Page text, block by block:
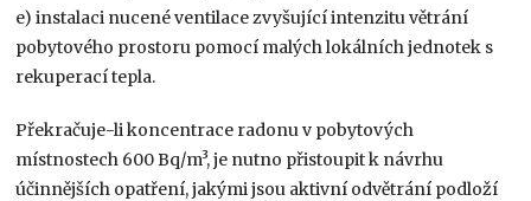
e) instalaci nucené ventilace zvyšující intenzitu větrání
pobytového prostoru pomocí malých lokálních jednotek s
rekuperací tepla.
Překračuje-li koncentrace radonu v pobytových
místnostech 600 Bq/m³, je nutno přistoupit k návrhu
účinnějších opatření, jakými jsou aktivní odvětrání podloží